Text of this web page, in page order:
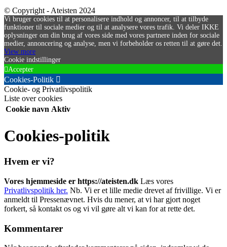
© Copyright - Ateisten 2024
Vi bruger cookies til at personalisere indhold og annoncer, til at tilbyde
funktioner til sociale medier og til at analysere vores trafik. Vi deler IKKE
oplysninger om din brug af vores side med vores partnere inden for sociale
medier, annoncering og analyse, men vi forbeholder os retten til at gøre det.
View more
Cookie indstillinger
Accepter
Cookies-Politik
Cookie- og Privatlivspolitik
Liste over cookies
Cookie navn Aktiv
Cookies-politik
Hvem er vi?
Vores hjemmeside er https://ateisten.dk Læs vores
Privatlivspolitik her. Nb. Vi er et lille medie drevet af frivillige. Vi er
anmeldt til Pressenævnet. Hvis du mener, at vi har gjort noget
forkert, så kontakt os og vi vil gøre alt vi kan for at rette det.
Kommentarer